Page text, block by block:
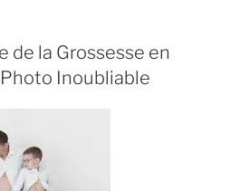
de la Grossesse en
Inoubliable